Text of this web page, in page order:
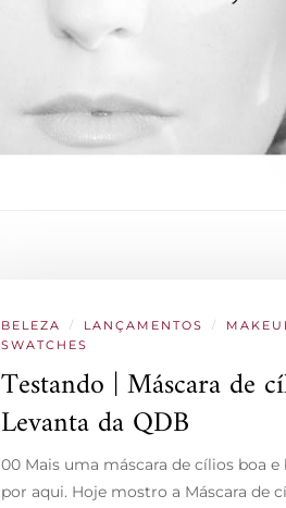
BELEZA / LANÇAMENTOS /
SWATCHES
Testando | Máscara de
Levanta da QDB
00 Mais uma máscara de cílios boa e
por aqui. Hoje mostro a Máscara de